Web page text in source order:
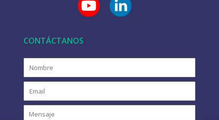
CONTÁCTANOS